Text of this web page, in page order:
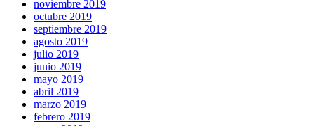
noviembre 2019
octubre 2019
septiembre 2019
agosto 2019
julio 2019
junio 2019
mayo 2019
abril 2019
marzo 2019
febrero 2019